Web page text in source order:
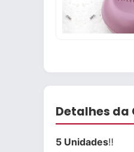
Detalhes da
5 Unidades‼️